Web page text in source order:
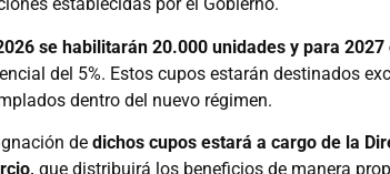
se habilitarán 20.000 unidades y para 2027
del 5%. Estos cupos estarán destinados
dentro del nuevo régimen.
de dichos cupos estará a cargo de la
que distribuirá los beneficios de manera